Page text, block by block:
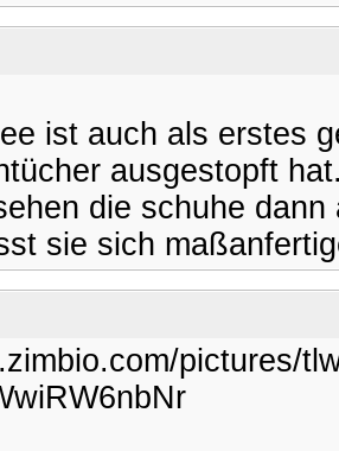
ist auch als erstes
ausgestopft
die schuhe
sie sich
pictures/